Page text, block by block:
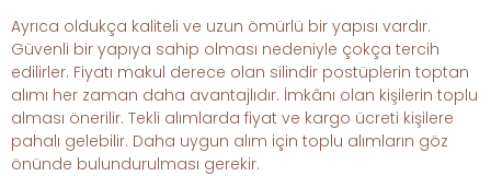
Ayrıca oldukça kaliteli ve uzun ömürlü bir yapısı vardır.
Güvenli bir yapıya sahip olması nedeniyle çokça tercih
edilirler. Fiyatı makul derece olan silindir postüplerin toptan
alımı her zaman daha avantajlıdır. İmkânı olan kişilerin toplu
alması önerilir. Tekli alımlarda fiyat ve kargo ücreti kişilere
pahalı gelebilir. Daha uygun alım için toplu alımların göz
önünde bulundurulması gerekir.